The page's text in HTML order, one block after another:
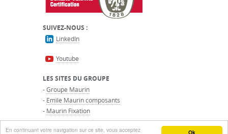
Ok
En continuant votre navigation sur ce site, vous acceptez
SUIVEZ-NOUS :
LinkedIn
Youtube
LES SITES DU GROUPE
-Groupe Maurin
- Emile Maurin composants
- Maurin Fixation
-Transmission Mécanique